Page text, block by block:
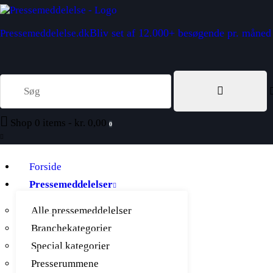
Pressemeddelelse.dkBliv set af 12.000+ besøgende pr. måned
Shop 0 items - kr. 0,00 0
Forside
Pressemeddelelser
Alle pressemeddelelser
Branchekategorier
Special kategorier
Presserummene